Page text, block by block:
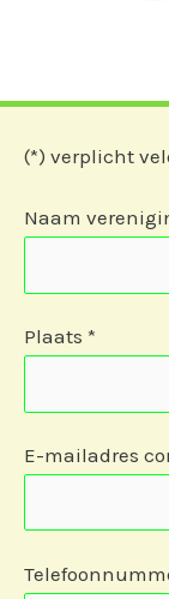
(*) verplicht
Naam
Plaats *
E-mailadres